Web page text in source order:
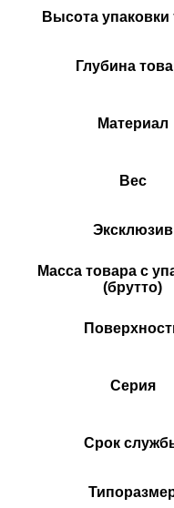
Высота упаковки
Глубина
Материал
Вес
Эксклюзив
Масса товара с
(брутто)
Серия
Срок